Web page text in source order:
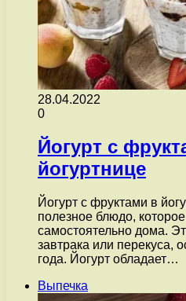
28.04.2022
0
Йогурт с
йогуртнице
Йогурт с фруктами в
полезное блюдо,
самостоятельно дома.
завтрака или перекуса,
года. Йогурт обладает…
Выпечка